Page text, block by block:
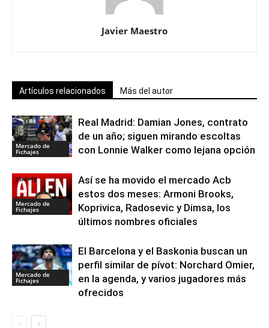
Javier Maestro
Artículos relacionados Más del autor
Mercado de
Fichajes
Real Madrid: Damian Jones, contrato
de un año; siguen mirando escoltas
con Lonnie Walker como lejana opción
Mercado de
Fichajes
Así se ha movido el mercado Acb
estos dos meses: Armoni Brooks,
Koprivica, Radosevic y Dimsa, los
últimos nombres oficiales
Mercado de
Fichajes
El Barcelona y el Baskonia buscan un
perfil similar de pívot: Norchard Omier,
en la agenda, y varios jugadores más
ofrecidos